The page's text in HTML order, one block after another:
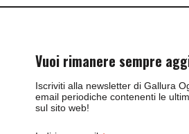
Vuoi rimanere sempre
Iscriviti alla newsletter di Gallura
email periodiche contenenti le
sul sito web!